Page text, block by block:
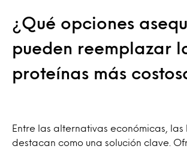
¿Qué opciones
pueden reemplazar
proteínas más
Entre las alternativas económicas, las
destacan como una solución clave.